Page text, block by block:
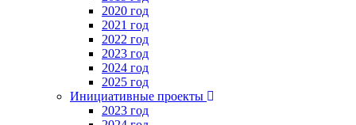
2020 год
2021 год
2022 год
2023 год
2024 год
2025 год
Инициативные проекты
2023 год